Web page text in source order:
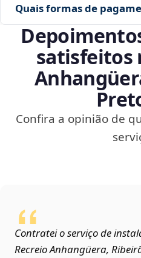
Quais formas de
satisfeitos
Confira a opinião de
Contratei o serviço de
Recreio Anhangüera,